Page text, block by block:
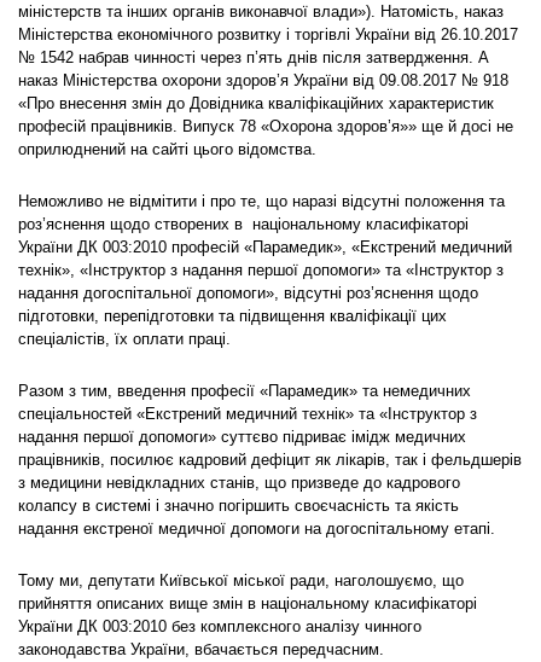
міністерств та інших органів виконавчої влади»). Натомість, наказ
Міністерства економічного розвитку і торгівлі України від 26.10.2017
№ 1542 набрав чинності через п’ять днів після затвердження. А
наказ Міністерства охорони здоров’я України від 09.08.2017 № 918
«Про внесення змін до Довідника кваліфікаційних характеристик
професій працівників. Випуск 78 «Охорона здоров’я»» ще й досі не
оприлюднений на сайті цього відомства.
Неможливо не відмітити і про те, що наразі відсутні положення та
роз’яснення щодо створених в національному класифікаторі
України ДК 003:2010 професій «Парамедик», «Екстрений медичний
технік», «Інструктор з надання першої допомоги» та «Інструктор з
надання догоспітальної допомоги», відсутні роз’яснення щодо
підготовки, перепідготовки та підвищення кваліфікації цих
спеціалістів, їх оплати праці.
Разом з тим, введення професії «Парамедик» та немедичних
спеціальностей «Екстрений медичний технік» та «Інструктор з
надання першої допомоги» суттєво підриває імідж медичних
працівників, посилює кадровий дефіцит як лікарів, так і фельдшерів
з медицини невідкладних станів, що призведе до кадрового
колапсу в системі і значно погіршить своєчасність та якість
надання екстреної медичної допомоги на догоспітальному етапі.
Тому ми, депутати Київської міської ради, наголошуємо, що
прийняття описаних вище змін в національному класифікаторі
України ДК 003:2010 без комплексного аналізу чинного
законодавства України, вбачається передчасним.